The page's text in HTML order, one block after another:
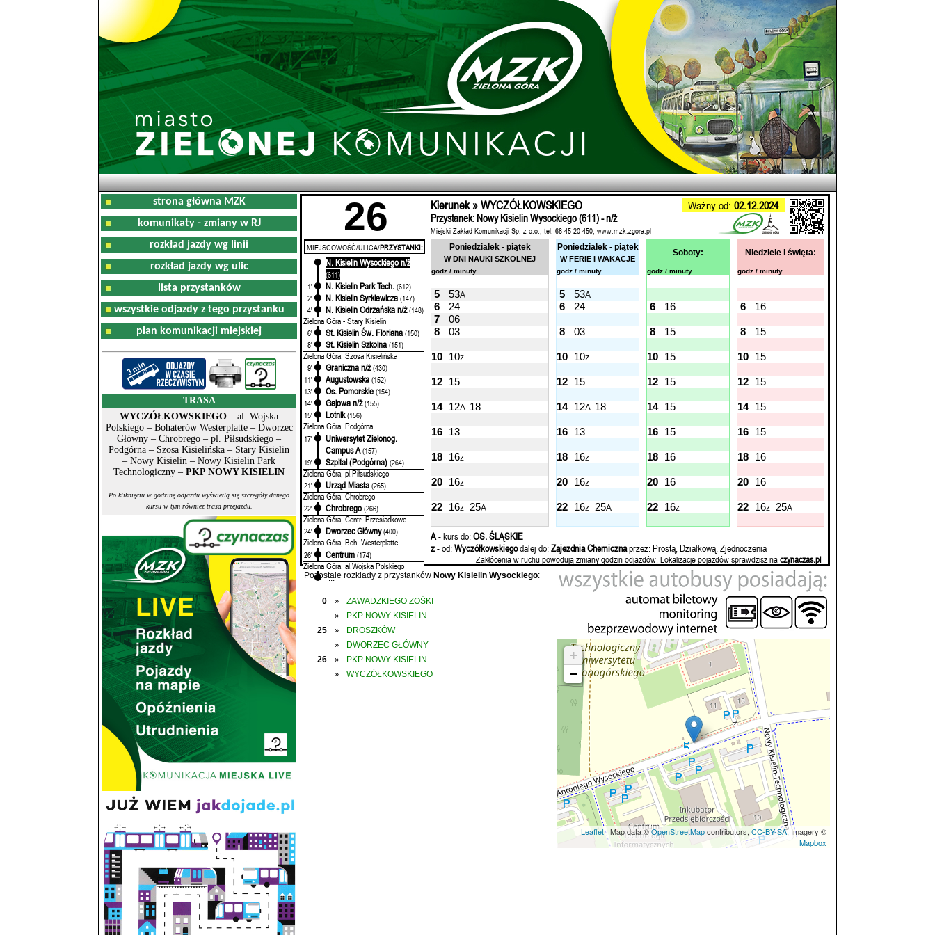
strona główna MZK
komunikaty - zmiany w RJ
rozkład jazdy wg linii
rozkład jazdy wg ulic
lista przystanków
wszystkie odjazdy z tego przystanku
plan komunikacji miejskiej
TRASA
WYCZÓŁKOWSKIEGO – al. Wojska
Polskiego – Bohaterów Westerplatte – Dworzec
Główny – Chrobrego – pl. Piłsudskiego –
Podgórna – Szosa Kisielińska – Stary Kisielin
– Nowy Kisielin – Nowy Kisielin Park
Technologiczny – PKP NOWY KISIELIN
Po kliknięciu w godzinę odjazdu wyświetlą się szczegóły danego
kursu w tym również trasa przejazdu.
26 Kierunek » WYCZÓŁKOWSKIEGO Ważny od: 02.12.2024
Przystanek: Nowy Kisielin Wysockiego (611) - n/ż
Miejski Zakład Komunikacji Sp. z o.o., tel. 68 45-20-450, www.mzk.zgora.pl
MIEJSCOWOŚĆ/ULICA/PRZYSTANKI:
N. Kisielin Wysockiego n/ż
(611)
1'
N. Kisielin Park Tech. (612)
2'
N. Kisielin Syrkiewicza (147)
4'
N. Kisielin Odrzańska n/ż (148)
Zielona Góra - Stary Kisielin
6' St. Kisielin Św. Floriana (150)
8'
St. Kisielin Szkolna (151)
Zielona Góra, Szosa Kisielińska
9' Graniczna n/ż (430)
11'
Augustowska (152)
13'
Os. Pomorskie (154)
14'
Gajowa n/ż (155)
15'
Lotnik (156)
Zielona Góra, Podgórna
17'
Uniwersytet Zielonog.
Campus A (157)
19'
Szpital (Podgórna) (264)
Zielona Góra, pl.Piłsudskiego
21' Urząd Miasta (265)
Zielona Góra, Chrobrego
22' Chrobrego (266)
Zielona Góra, Centr. Przesiadkowe
24' Dworzec Główny (400)
Zielona Góra, Boh. Westerplatte
26' Centrum (174)
Zielona Góra, al.Wojska Polskiego
...
Poniedziałek - piątek
W DNI NAUKI SZKOLNEJ
Poniedziałek - piątek
W FERIE I WAKACJE
Soboty: Niedziele i święta:
godz./ minuty godz./ minuty godz./ minuty godz./ minuty
5 53A 5 53A
6 24 6 24 6 16 6
16
7
06
8
03 8 03 8 15 8 15
10 10z 10 10z 10 15 10 15
12 15 12 15 12 15 12 15
14 12A 18 14 12A 18 14 15 14 15
16 13 16 13 16 15 16 15
18 16z 18 16z 18 16 18 16
20 16z 20 16z 20 16 20 16
22 16z 25A 22 16z 25A 22 16z 22 16z 25A
A- kurs do:OS. ŚLĄSKIE
z- od:Wyczółkowskiegodalej do:Zajezdnia Chemicznaprzez: Prostą, Działkową, Zjednoczenia
Zakłócenia w ruchu powodują zmiany godzin odjazdów. Lokalizacje pojazdów sprawdzisz naczynaczas.pl
Pozostałe rozkłady z przystanków Nowy Kisielin Wysockiego:
0 » ZAWADZKIEGO ZOŚKI
»
PKP NOWY KISIELIN
25
» DROSZKÓW
»
DWORZEC GŁÓWNY
26
» PKP NOWY KISIELIN
» WYCZÓŁKOWSKIEGO
+
−
Leaflet| Map data ©OpenStreetMapcontributors, CC-BY-SA, Imagery ©
Mapbox